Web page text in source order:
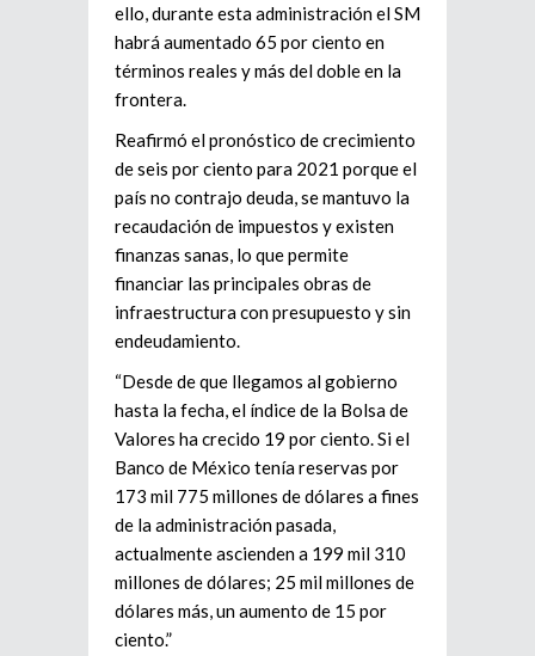
ello, durante esta administración el SM
habrá aumentado 65 por ciento en
términos reales y más del doble en la
frontera.
Reafirmó el pronóstico de crecimiento
de seis por ciento para 2021 porque el
país no contrajo deuda, se mantuvo la
recaudación de impuestos y existen
finanzas sanas, lo que permite
financiar las principales obras de
infraestructura con presupuesto y sin
endeudamiento.
“Desde de que llegamos al gobierno
hasta la fecha, el índice de la Bolsa de
Valores ha crecido 19 por ciento. Si el
Banco de México tenía reservas por
173 mil 775 millones de dólares a fines
de la administración pasada,
actualmente ascienden a 199 mil 310
millones de dólares; 25 mil millones de
dólares más, un aumento de 15 por
ciento.”